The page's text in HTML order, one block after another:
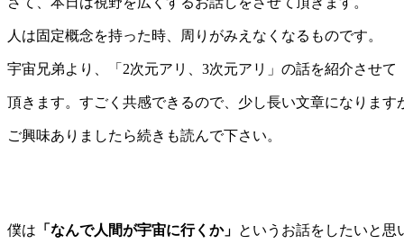
人は固定概念を持った時、周りがみえなくなるものです。
宇宙兄弟より、「2次元アリ、3次元アリ」の話を紹介させて
頂きます。すごく共感できるので、少し長い文章になります
ご興味ありましたら続きも読んで下さい。
僕は 「なんで人間が宇宙に行くか」 というお話をしたいと思